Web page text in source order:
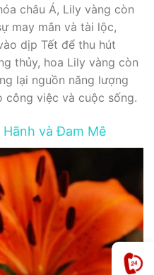
châu Á, Lily vàng còn
may mắn và tài lộc,
dịp Tết để thu hút
thủy, hoa Lily vàng còn
lại nguồn năng lượng
việc và cuộc sống.
Hãnh và Đam Mê